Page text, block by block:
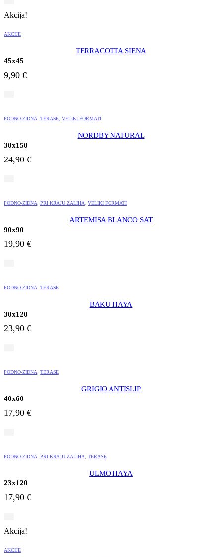
Akcija!
AKCIJE
TERRACOTTA SIENA
45x45
9,90 €
PODNO-ZIDNA TERASE VELIKI FORMATI
NORDBY NATURAL
30x150
24,90 €
PODNO-ZIDNA PRI KRAJU ZALIHA VELIKI FORMATI
ARTEMISA BLANCO SAT
90x90
19,90 €
PODNO-ZIDNA TERASE
BAKU HAYA
30x120
23,90 €
PODNO-ZIDNA TERASE
GRIGIO ANTISLIP
40x60
17,90 €
PODNO-ZIDNA PRI KRAJU ZALIHA TERASE
ULMO HAYA
23x120
17,90 €
Akcija!
AKCIJE